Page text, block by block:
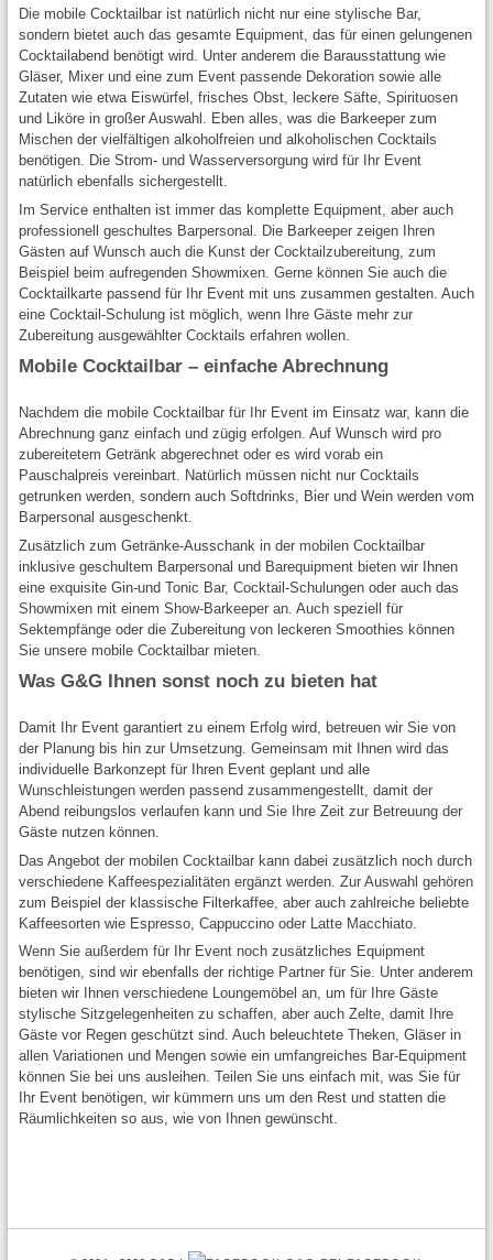
Die mobile Cocktailbar ist natürlich nicht nur eine stylische Bar,
sondern bietet auch das gesamte Equipment, das für einen gelungenen
Cocktailabend benötigt wird. Unter anderem die Barausstattung wie
Gläser, Mixer und eine zum Event passende Dekoration sowie alle
Zutaten wie etwa Eiswürfel, frisches Obst, leckere Säfte, Spirituosen
und Liköre in großer Auswahl. Eben alles, was die Barkeeper zum
Mischen der vielfältigen alkoholfreien und alkoholischen Cocktails
benötigen. Die Strom- und Wasserversorgung wird für Ihr Event
natürlich ebenfalls sichergestellt.
Im Service enthalten ist immer das komplette Equipment, aber auch
professionell geschultes Barpersonal. Die Barkeeper zeigen Ihren
Gästen auf Wunsch auch die Kunst der Cocktailzubereitung, zum
Beispiel beim aufregenden Showmixen. Gerne können Sie auch die
Cocktailkarte passend für Ihr Event mit uns zusammen gestalten. Auch
eine Cocktail-Schulung ist möglich, wenn Ihre Gäste mehr zur
Zubereitung ausgewählter Cocktails erfahren wollen.
Mobile Cocktailbar – einfache Abrechnung
Nachdem die mobile Cocktailbar für Ihr Event im Einsatz war, kann die
Abrechnung ganz einfach und zügig erfolgen. Auf Wunsch wird pro
zubereitetem Getränk abgerechnet oder es wird vorab ein
Pauschalpreis vereinbart. Natürlich müssen nicht nur Cocktails
getrunken werden, sondern auch Softdrinks, Bier und Wein werden vom
Barpersonal ausgeschenkt.
Zusätzlich zum Getränke-Ausschank in der mobilen Cocktailbar
inklusive geschultem Barpersonal und Barequipment bieten wir Ihnen
eine exquisite Gin-und Tonic Bar, Cocktail-Schulungen oder auch das
Showmixen mit einem Show-Barkeeper an. Auch speziell für
Sektempfänge oder die Zubereitung von leckeren Smoothies können
Sie unsere mobile Cocktailbar mieten.
Was G&G Ihnen sonst noch zu bieten hat
Damit Ihr Event garantiert zu einem Erfolg wird, betreuen wir Sie von
der Planung bis hin zur Umsetzung. Gemeinsam mit Ihnen wird das
individuelle Barkonzept für Ihren Event geplant und alle
Wunschleistungen werden passend zusammengestellt, damit der
Abend reibungslos verlaufen kann und Sie Ihre Zeit zur Betreuung der
Gäste nutzen können.
Das Angebot der mobilen Cocktailbar kann dabei zusätzlich noch durch
verschiedene Kaffeespezialitäten ergänzt werden. Zur Auswahl gehören
zum Beispiel der klassische Filterkaffee, aber auch zahlreiche beliebte
Kaffeesorten wie Espresso, Cappuccino oder Latte Macchiato.
Wenn Sie außerdem für Ihr Event noch zusätzliches Equipment
benötigen, sind wir ebenfalls der richtige Partner für Sie. Unter anderem
bieten wir Ihnen verschiedene Loungemöbel an, um für Ihre Gäste
stylische Sitzgelegenheiten zu schaffen, aber auch Zelte, damit Ihre
Gäste vor Regen geschützt sind. Auch beleuchtete Theken, Gläser in
allen Variationen und Mengen sowie ein umfangreiches Bar-Equipment
können Sie bei uns ausleihen. Teilen Sie uns einfach mit, was Sie für
Ihr Event benötigen, wir kümmern uns um den Rest und statten die
Räumlichkeiten so aus, wie von Ihnen gewünscht.